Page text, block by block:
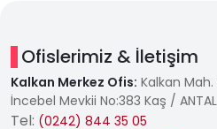
Ofislerimiz & İletişim
Kalkan Merkez Ofis: Kalkan
İncebel Mevkii No:383 Kaş /
Tel: (0242) 844 35 05